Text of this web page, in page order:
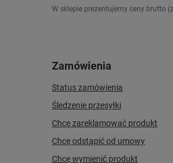
W sklepie prezentujemy ceny brutto (z
Zamówienia
Status zamówienia
Śledzenie przesyłki
Chcę zareklamować produkt
Chcę odstąpić od umowy
Chcę wymienić produkt